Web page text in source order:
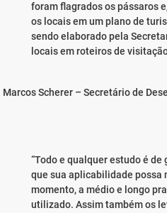
foram flagrados os pássaros
os locais em um plano de
sendo elaborado pela
locais em roteiros de
Marcos Scherer – Secretário de
“Todo e qualquer estudo é
que sua aplicabilidade possa
momento, a médio e longo
utilizado. Assim também os